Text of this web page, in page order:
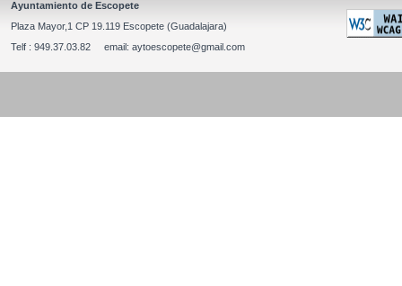
Ayuntamiento de Escopete
Plaza Mayor,1 CP 19.119 Escopete (Guadalajara)
Telf : 949.37.03.82 email: aytoescopete@gmail.com